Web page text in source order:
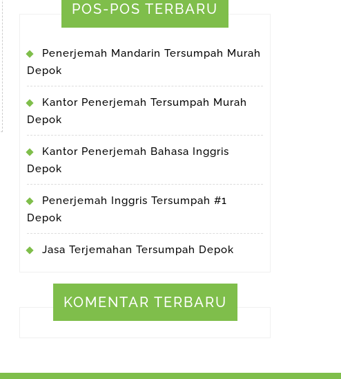
POS-POS TERBARU
Penerjemah Mandarin Tersumpah Murah
Depok
Kantor Penerjemah Tersumpah Murah
Depok
Kantor Penerjemah Bahasa Inggris
Depok
Penerjemah Inggris Tersumpah #1
Depok
Jasa Terjemahan Tersumpah Depok
KOMENTAR TERBARU